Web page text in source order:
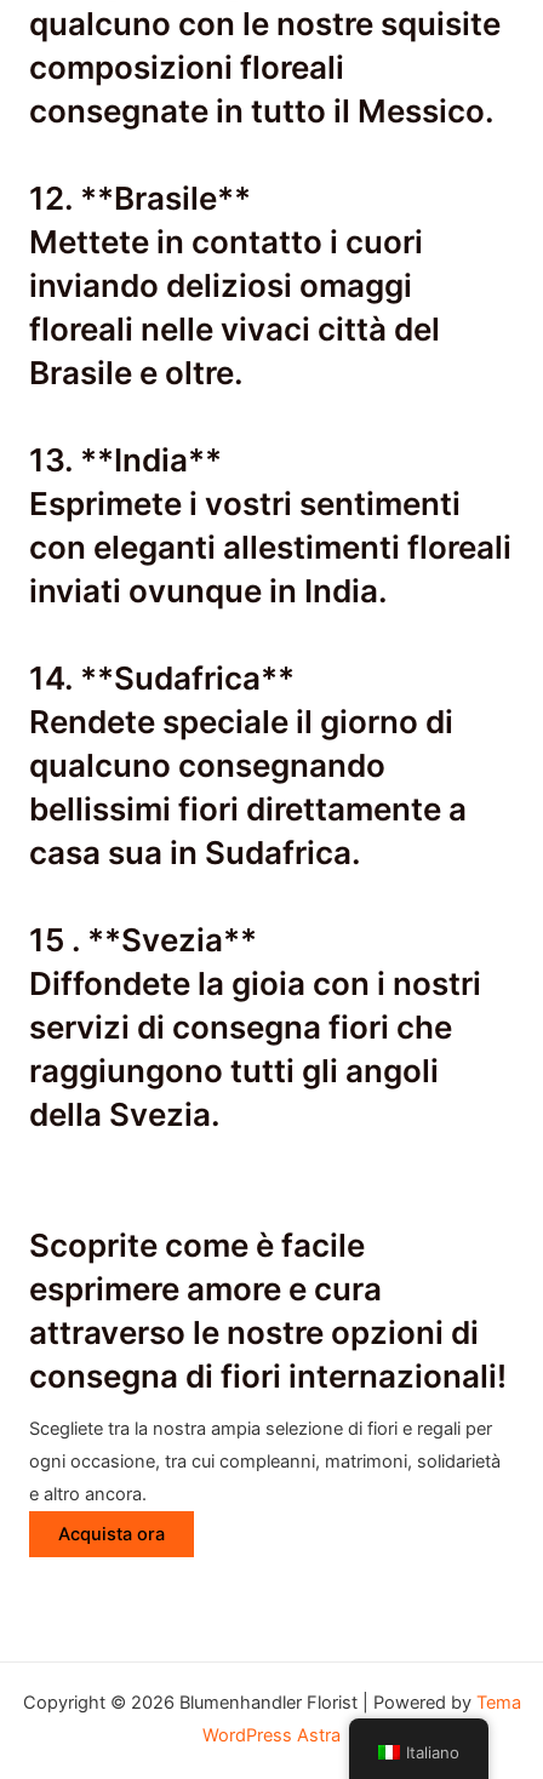
qualcuno con le nostre squisite
composizioni floreali
consegnate in tutto il Messico.
12. **Brasile**
Mettete in contatto i cuori
inviando deliziosi omaggi
floreali nelle vivaci città del
Brasile e oltre.
13. **India**
Esprimete i vostri sentimenti
con eleganti allestimenti floreali
inviati ovunque in India.
14. **Sudafrica**
Rendete speciale il giorno di
qualcuno consegnando
bellissimi fiori direttamente a
casa sua in Sudafrica.
15 . **Svezia**
Diffondete la gioia con i nostri
servizi di consegna fiori che
raggiungono tutti gli angoli
della Svezia.
Scoprite come è facile
esprimere amore e cura
attraverso le nostre opzioni di
consegna di fiori internazionali!
Scegliete tra la nostra ampia selezione di fiori e regali per
ogni occasione, tra cui compleanni, matrimoni, solidarietà
e altro ancora.
Acquista ora
Copyright © 2026 Blumenhandler Florist | Powered by Tema
WordPress Astra
Italiano